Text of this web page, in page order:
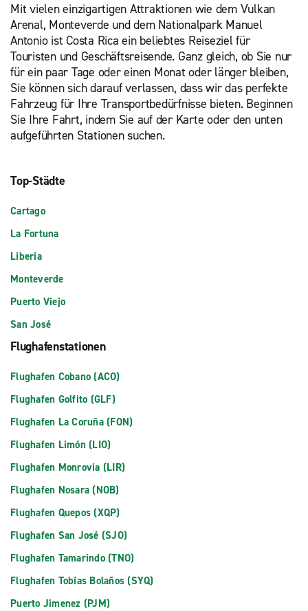
Mit vielen einzigartigen Attraktionen wie dem Vulkan
Arenal, Monteverde und dem Nationalpark Manuel
Antonio ist Costa Rica ein beliebtes Reiseziel für
Touristen und Geschäftsreisende. Ganz gleich, ob Sie nur
für ein paar Tage oder einen Monat oder länger bleiben,
Sie können sich darauf verlassen, dass wir das perfekte
Fahrzeug für Ihre Transportbedürfnisse bieten. Beginnen
Sie Ihre Fahrt, indem Sie auf der Karte oder den unten
aufgeführten Stationen suchen.
Top-Städte
Cartago
La Fortuna
Liberia
Monteverde
Puerto Viejo
San José
Flughafenstationen
Flughafen Cobano (ACO)
Flughafen Golfito (GLF)
Flughafen La Coruña (FON)
Flughafen Limón (LIO)
Flughafen Monrovia (LIR)
Flughafen Nosara (NOB)
Flughafen Quepos (XQP)
Flughafen San José (SJO)
Flughafen Tamarindo (TNO)
Flughafen Tobías Bolaños (SYQ)
Puerto Jimenez (PJM)